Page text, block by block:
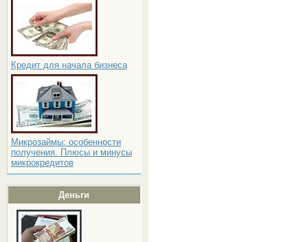
Кредит для начала бизнеса
Микрозаймы: особенности
получения. Плюсы и минусы
микрокредитов
Деньги